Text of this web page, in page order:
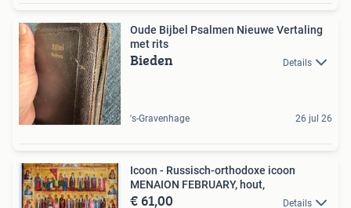
Oude Bijbel Psalmen Nieuwe Vertaling
met rits
Bieden Details
's-Gravenhage 26 jul 26
Icoon - Russisch-orthodoxe icoon
MENAION FEBRUARY, hout,
€ 61,00 Details